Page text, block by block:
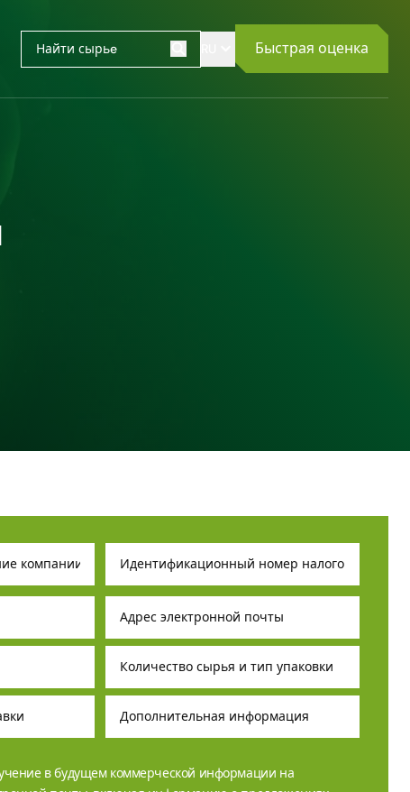
Быстрая оценка
в будущем коммерческой информации на